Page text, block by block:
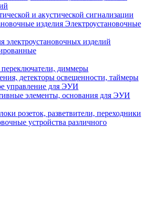
и акустической сигнализации
Электроустановочные
электроустановочных изделий
диммеры
детекторы освещенности, таймеры
управление для ЭУИ
элементы, основания для ЭУИ
розеток, разветвители, переходники
устройства различного